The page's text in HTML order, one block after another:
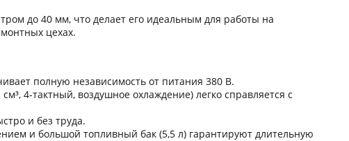
до 40 мм, что делает его идеальным для работы на
цехах.
полную независимость от питания 380 В.
4-тактный, воздушное охлаждение) легко справляется с
и без труда.
и большой топливный бак (5,5 л) гарантируют длительную